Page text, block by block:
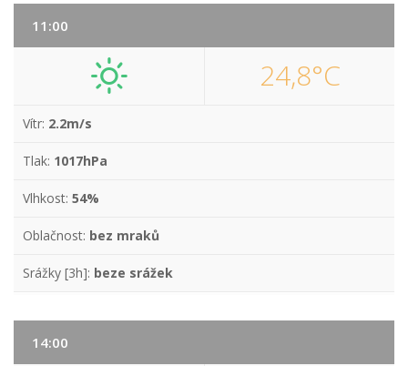
11:00
24,8°C
Vítr: 2.2m/s
Tlak: 1017hPa
Vlhkost: 54%
Oblačnost: bez mraků
Srážky [3h]: beze srážek
14:00